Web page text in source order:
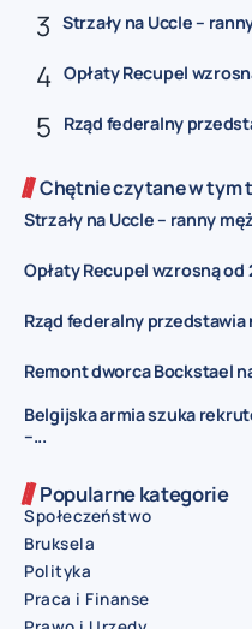
Strzały na Uccle –
Opłaty Recupel
Rząd federalny
Chętnie czytane w tym
Strzały na Uccle – ranny
Opłaty Recupel wzrosną od
Rząd federalny przedstawia
Remont dworca Bockstael
Belgijska armia szuka
–...
Popularne kategorie
Społeczeństwo
Bruksela
Polityka
Praca i Finanse